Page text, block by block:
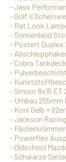
- Jass
- Golf II
- Rat Look
- Sonnenland
- Postert Duplex
-
- Cobra
-
-
- Smoor 8x15 ET
- Umbau
- Koni Gelb +
- Jackson
- Fächerkrümmer
- Powerflex
- Oldschool
- Schwarze